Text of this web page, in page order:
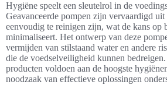
Hygiëne speelt een sleutelrol in de
Geavanceerde pompen zijn vervaardigd uit
eenvoudig te reinigen zijn, wat de kans op
minimaliseert. Het ontwerp van deze
vermijden van stilstaand water en andere
die de voedselveiligheid kunnen
producten voldoen aan de hoogste
noodzaak van effectieve oplossingen